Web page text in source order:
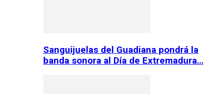
Sanguijuelas del Guadiana pondrá la
banda sonora al Día de Extremadura…